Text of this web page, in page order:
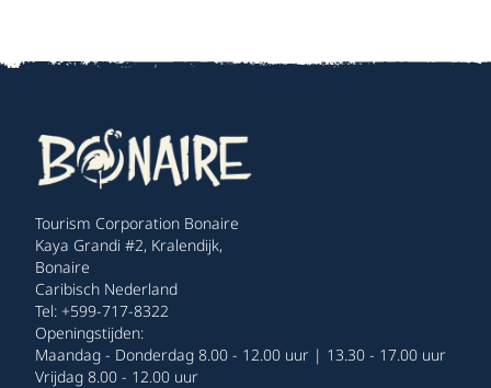
Tourism Corporation Bonaire
Kaya Grandi #2, Kralendijk,
Bonaire
Caribisch Nederland
Tel: +599-717-8322
Openingstijden:
Maandag - Donderdag 8.00 - 12.00 uur | 13.30 - 17.00 uur
Vrijdag 8.00 - 12.00 uur